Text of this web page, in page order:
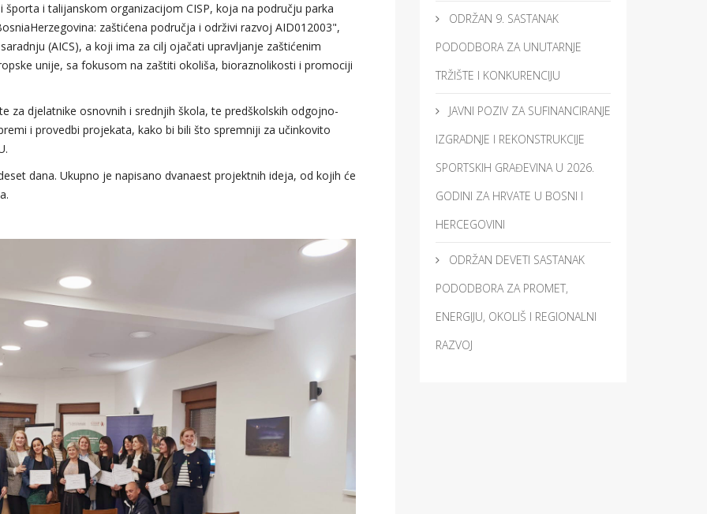
i talijanskom organizacijom CISP, koja na području parka
zaštićena područja i održivi razvoj AID012003",
(AICS), a koji ima za cilj ojačati upravljanje zaštićenim
unije, sa fokusom na zaštiti okoliša, bioraznolikosti i promociji
za djelatnike osnovnih i srednjih škola, te predškolskih odgojno-
i provedbi projekata, kako bi bili što spremniji za učinkovito
dana. Ukupno je napisano dvanaest projektnih ideja, od kojih će
ODRŽAN 9. SASTANAK
PODODBORA ZA UNUTARNJE
TRŽIŠTE I KONKURENCIJU
JAVNI POZIV ZA SUFINANCIRANJE
IZGRADNJE I REKONSTRUKCIJE
SPORTSKIH GRAĐEVINA U 2026.
GODINI ZA HRVATE U BOSNI I
HERCEGOVINI
ODRŽAN DEVETI SASTANAK
PODODBORA ZA PROMET,
ENERGIJU, OKOLIŠ I REGIONALNI
RAZVOJ